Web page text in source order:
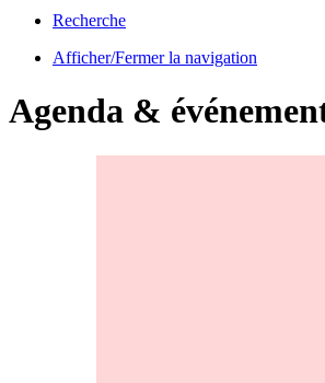
Recherche
Afficher/Fermer la navigation
Agenda &